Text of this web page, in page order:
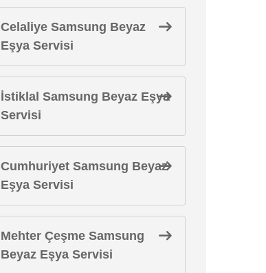
Celaliye Samsung Beyaz
Eşya Servisi
İstiklal Samsung Beyaz Eşya
Servisi
Cumhuriyet Samsung Beyaz
Eşya Servisi
Mehter Çeşme Samsung
Beyaz Eşya Servisi